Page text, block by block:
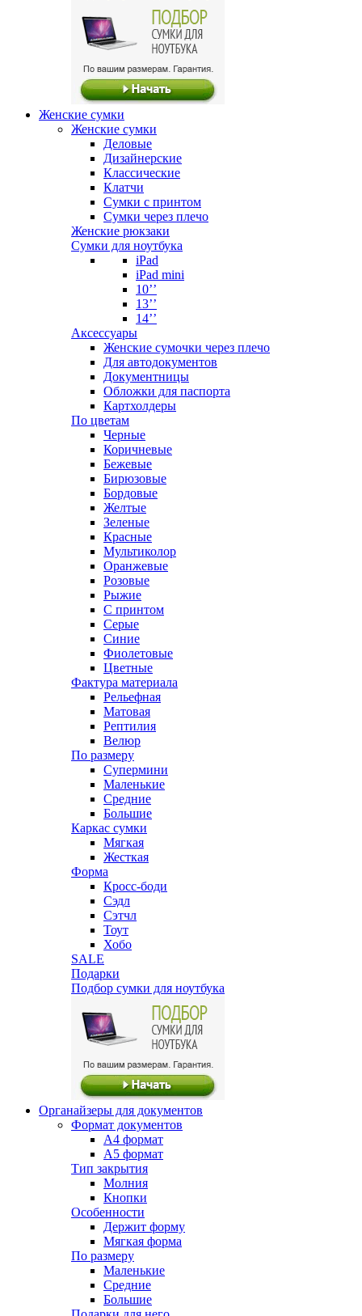
Женские сумки
Женские сумки
Деловые
Дизайнерские
Классические
Клатчи
Сумки с принтом
Сумки через плечо
Женские рюкзаки
Сумки для ноутбука
iPad
iPad mini
10’’
13’’
14’’
Аксессуары
Женские сумочки через плечо
Для автодокументов
Документницы
Обложки для паспорта
Картхолдеры
По цветам
Черные
Коричневые
Бежевые
Бирюзовые
Бордовые
Желтые
Зеленые
Красные
Мультиколор
Оранжевые
Розовые
Рыжие
С принтом
Серые
Синие
Фиолетовые
Цветные
Фактура материала
Рельефная
Матовая
Рептилия
Велюр
По размеру
Супермини
Маленькие
Средние
Большие
Каркас сумки
Мягкая
Жесткая
Форма
Кросс-боди
Сэдл
Сэтчл
Тоут
Хобо
SALE
Подарки
Подбор сумки для ноутбука
Органайзеры для документов
Формат документов
А4 формат
А5 формат
Тип закрытия
Молния
Кнопки
Особенности
Держит форму
Мягкая форма
По размеру
Маленькие
Средние
Большие